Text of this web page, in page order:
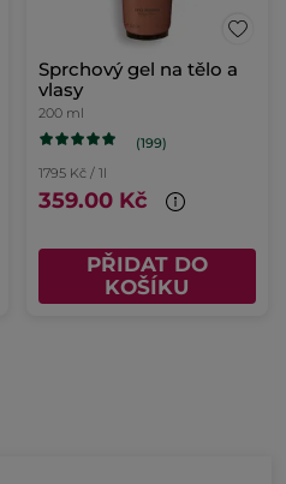
Sprchový gel na tělo a
vlasy
200 ml
(199)
1795 Kč / 1l
359.00 Kč
PŘIDAT DO
KOŠÍKU